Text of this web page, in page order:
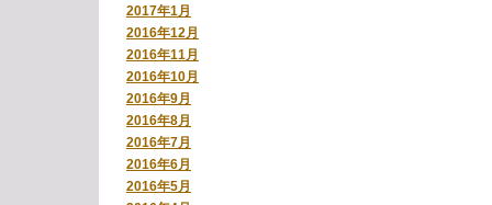
2017年1月
2016年12月
2016年11月
2016年10月
2016年9月
2016年8月
2016年7月
2016年6月
2016年5月